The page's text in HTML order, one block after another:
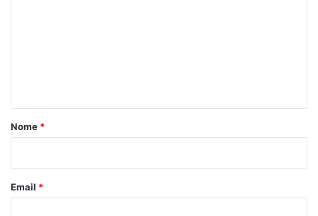
o
Nome *
Email *